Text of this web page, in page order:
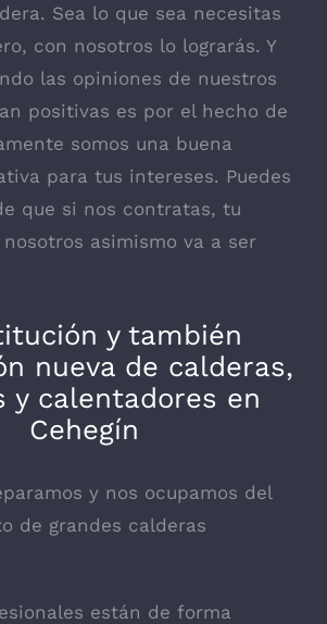
Sea lo que sea necesitas
con nosotros lo lograrás. Y
las opiniones de nuestros
positivas es por el hecho de
somos una buena
para tus intereses. Puedes
que si nos contratas, tu
asimismo va a ser
y también
nueva de calderas,
y calentadores en
Cehegín
y nos ocupamos del
de grandes calderas
están de forma